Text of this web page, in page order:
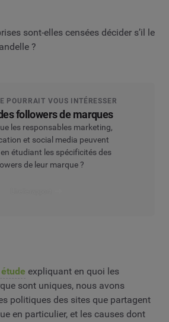
sont-elles censées décider s’il le
?
POURRAIT VOUS INTÉRESSER
followers de marques
les responsables marketing,
et social media peuvent
étudiant les spécificités des
de leur marque ?
expliquant en quoi les
sont uniques, nous avons
politiques des sites que partagent
en particulier, et les causes dont